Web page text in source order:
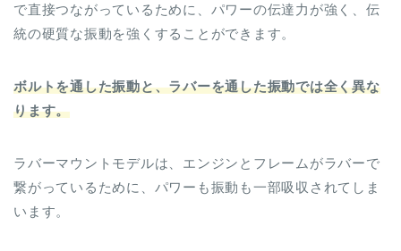
で直接つながっているために、パワーの伝達力が強く、伝
統の硬質な振動を強くすることができます。
ボルトを通した振動と、ラバーを通した振動では全く異な
ります。
ラバーマウントモデルは、エンジンとフレームがラバーで
繋がっているために、パワーも振動も一部吸収されてしま
います。